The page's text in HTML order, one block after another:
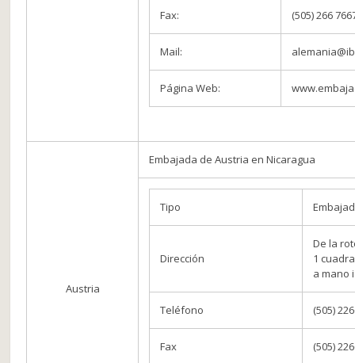
Fax: (505) 266
Mail:
Página Web:
Austria
Embajada de Austria en Nicaragua
Tipo
Dirección
De la
1
a mano
Teléfono (505)
Fax (505)